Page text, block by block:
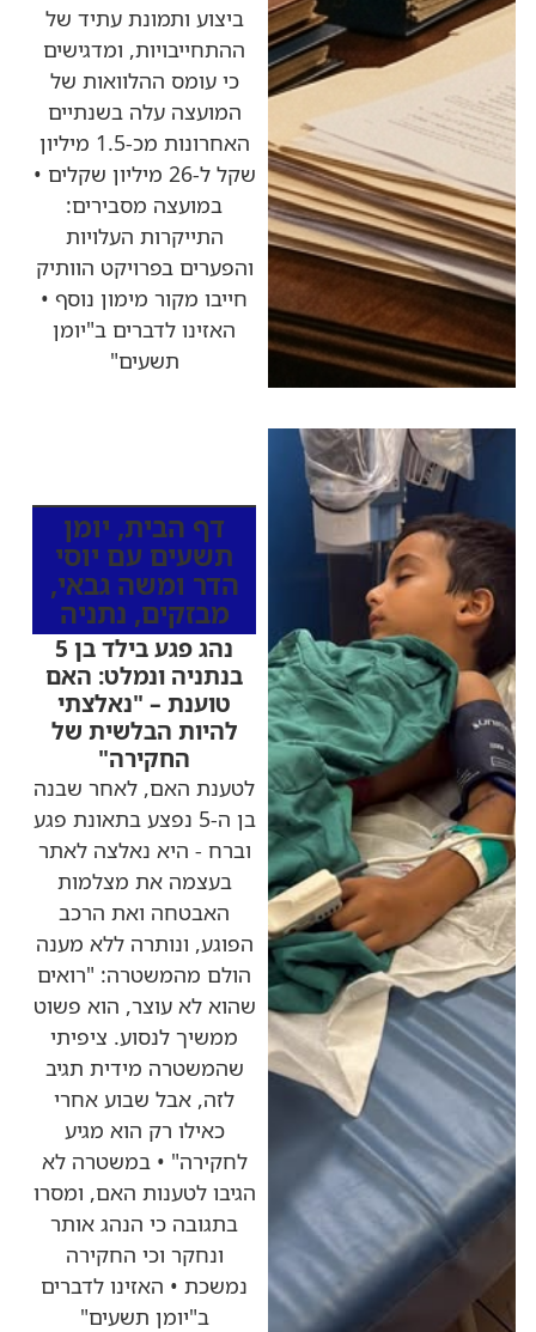
ביצוע ותמונת עתיד של
ההתחייבויות, ומדגישים
כי עומס ההלוואות של
המועצה עלה בשנתיים
האחרונות מכ-1.5 מיליון
שקל ל-26 מיליון שקלים •
במועצה מסבירים:
התייקרות העלויות
והפערים בפרויקט הוותיק
חייבו מקור מימון נוסף •
האזינו לדברים ב"יומן
תשעים"
דף הבית, יומן
תשעים עם יוסי
הדר ומשה גבאי,
מבזקים, נתניה
נהג פגע בילד בן 5
בנתניה ונמלט: האם
טוענת – "נאלצתי
להיות הבלשית של
החקירה"
לטענת האם, לאחר שבנה
בן ה-5 נפצע בתאונת פגע
וברח - היא נאלצה לאתר
בעצמה את מצלמות
האבטחה ואת הרכב
הפוגע, ונותרה ללא מענה
הולם מהמשטרה: "רואים
שהוא לא עוצר, הוא פשוט
ממשיך לנסוע. ציפיתי
שהמשטרה מידית תגיב
לזה, אבל שבוע אחרי
כאילו רק הוא מגיע
לחקירה" • במשטרה לא
הגיבו לטענות האם, ומסרו
בתגובה כי הנהג אותר
ונחקר וכי החקירה
נמשכת • האזינו לדברים
ב"יומן תשעים"